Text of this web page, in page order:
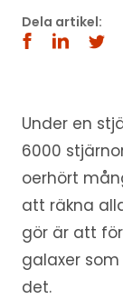
Dela artikel:
Under en
6000
oerhört
att räkna
gör är att
galaxer
det.